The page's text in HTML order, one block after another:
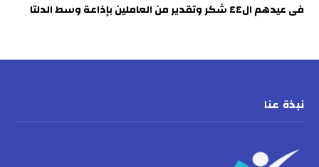
فى عيدهم ال٤٤ شكر وتقدير من العاملين بإذاعة وسط الدلتا
نبذة عنا